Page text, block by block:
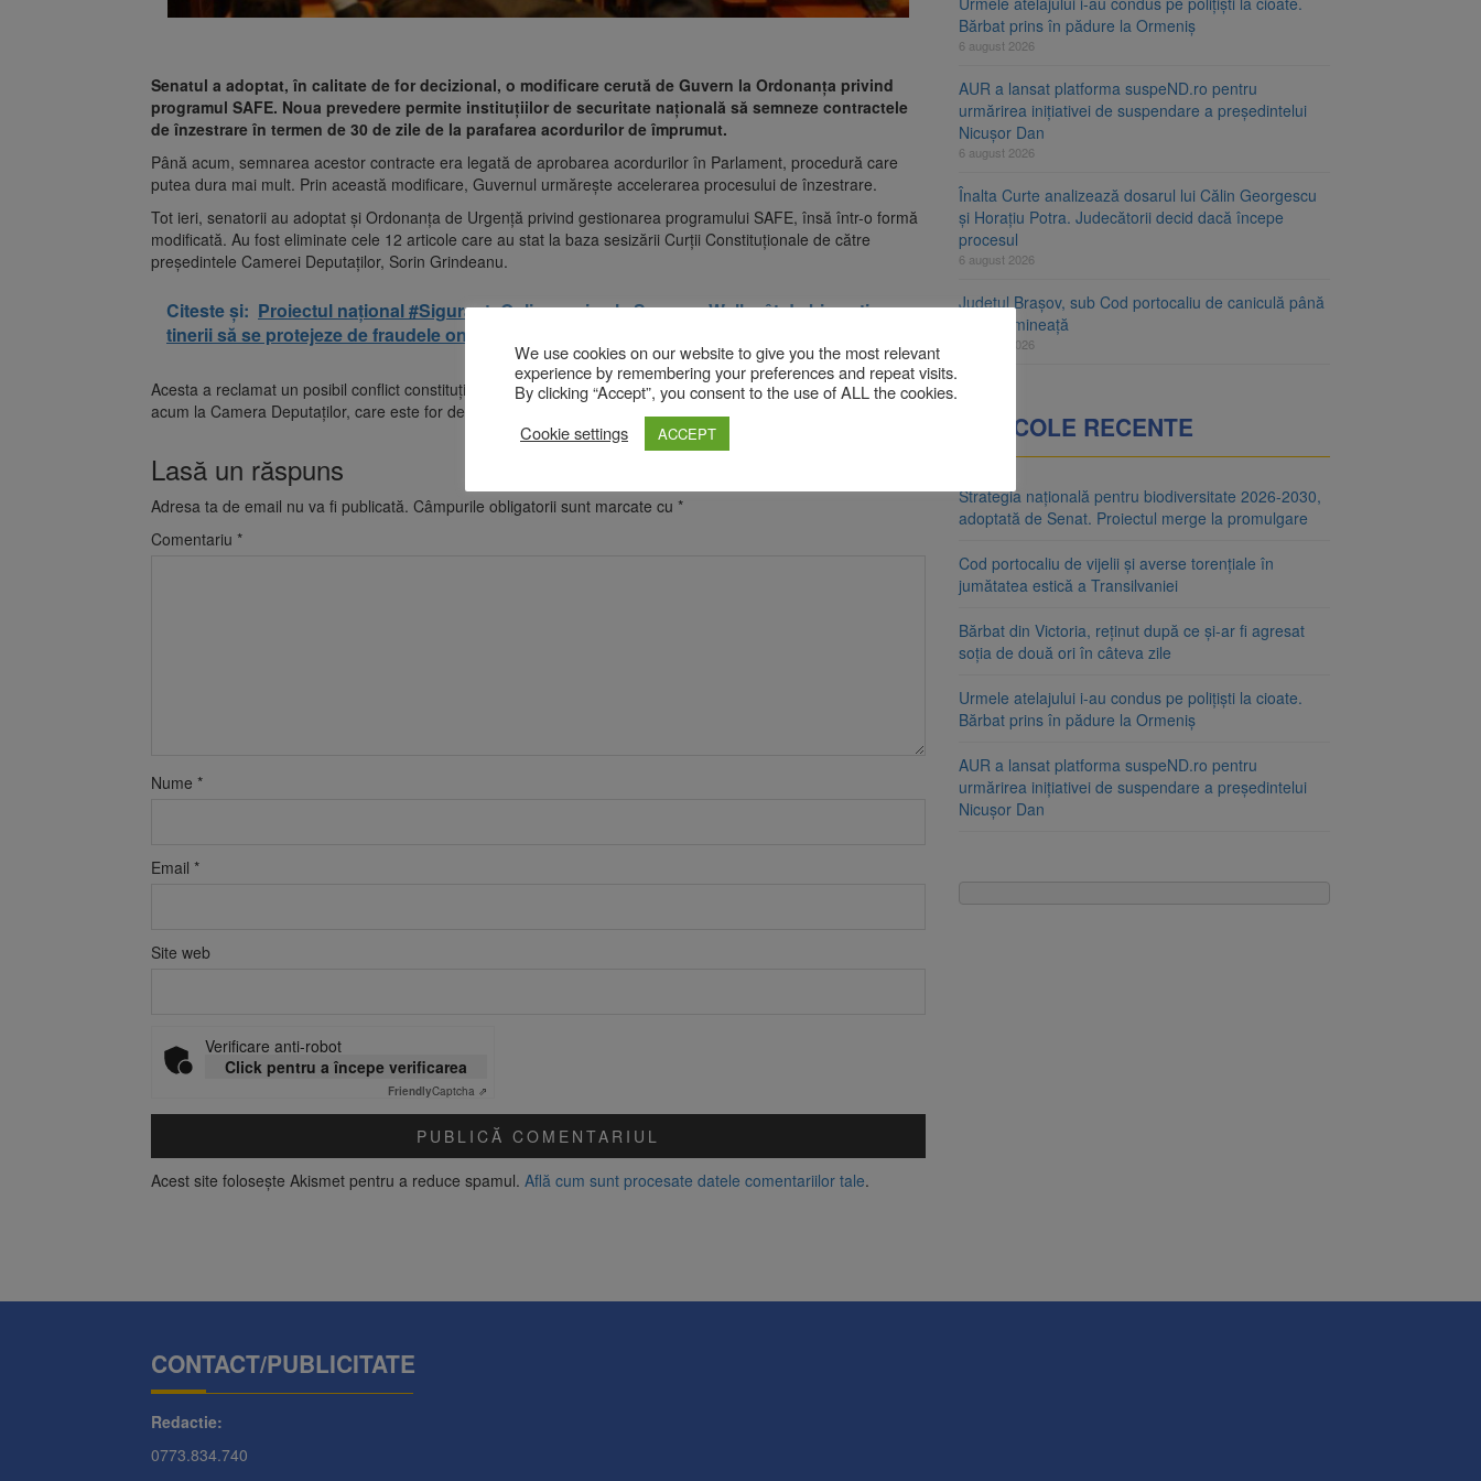
Senatul a adoptat, în calitate de for decizional, o modificare cerută de Guvern la Ordonanța privind
programul SAFE. Noua prevedere permite instituțiilor de securitate națională să semneze contractele
de înzestrare în termen de 30 de zile de la parafarea acordurilor de împrumut.
Până acum, semnarea acestor contracte era legată de aprobarea acordurilor în Parlament, procedură care
putea dura mai mult. Prin această modificare, Guvernul urmărește accelerarea procesului de înzestrare.
Tot ieri, senatorii au adoptat și Ordonanța de Urgență privind gestionarea programului SAFE, însă într-o formă
modificată. Au fost eliminate cele 12 articole care au stat la baza sesizării Curții Constituționale de către
președintele Camerei Deputaților, Sorin Grindeanu.
Citeste și: Proiectul național #SigurantaOnline revine la Summer Well: cât de bine știu
tinerii să se protejeze de fraudele online?
Acesta a reclamat un posibil conflict constituțional între Parlament și Guvern. Documentul modificat va ajunge
acum la Camera Deputaților, care este for decizional în acest caz.
Lasă un răspuns
Adresa ta de email nu va fi publicată. Câmpurile obligatorii sunt marcate cu *
Comentariu *
Nume *
Email *
Site web
Verificare anti-robot
Click pentru a începe verificarea
FriendlyCaptcha ⇗
Acest site folosește Akismet pentru a reduce spamul. Află cum sunt procesate datele comentariilor tale.
Bărbat prins în pădure la Ormeniș
6 august 2026
AUR a lansat platforma suspeND.ro pentru
urmărirea inițiativei de suspendare a președintelui
Nicușor Dan
6 august 2026
Înalta Curte analizează dosarul lui Călin Georgescu
și Horațiu Potra. Judecătorii decid dacă începe
procesul
6 august 2026
Județul Brașov, sub Cod portocaliu de caniculă până
vineri dimineață
6 august 2026
ARTICOLE RECENTE
Strategia națională pentru biodiversitate 2026-2030,
adoptată de Senat. Proiectul merge la promulgare
Cod portocaliu de vijelii și averse torențiale în
jumătatea estică a Transilvaniei
Bărbat din Victoria, reținut după ce și-ar fi agresat
soția de două ori în câteva zile
Urmele atelajului i-au condus pe polițiști la cioate.
Bărbat prins în pădure la Ormeniș
AUR a lansat platforma suspeND.ro pentru
urmărirea inițiativei de suspendare a președintelui
Nicușor Dan
CONTACT/PUBLICITATE
Redactie:
0773.834.740
We use cookies on our website to give you the most relevant
experience by remembering your preferences and repeat visits.
By clicking “Accept”, you consent to the use of ALL the cookies.
Cookie settings
ACCEPT